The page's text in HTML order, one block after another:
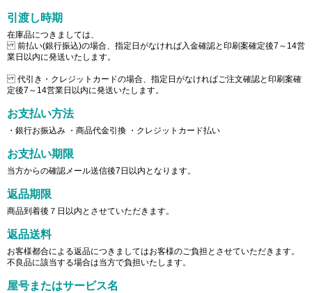
引渡し時期
在庫品につきましては、
前払い(銀行振込)の場合、指定日がなければ入金確認と印刷案確定後7～14営
業日以内に発送いたします。
代引き・クレジットカードの場合、指定日がなければご注文確認と印刷案確
定後7～14営業日以内に発送いたします。
お支払い方法
・銀行お振込み ・商品代金引換 ・クレジットカード払い
お支払い期限
当方からの確認メール送信後7日以内となります。
返品期限
商品到着後７日以内とさせていただきます。
返品送料
お客様都合による返品につきましてはお客様のご負担とさせていただきます。
不良品に該当する場合は当方で負担いたします。
屋号またはサービス名